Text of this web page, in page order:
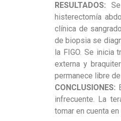
RESULTADOS:
histerectomía
clínica de
de biopsia se
la FIGO. Se inicia
externa y
permanece libre
CONCLUSIONES:
infrecuente. La
tomar en cuenta